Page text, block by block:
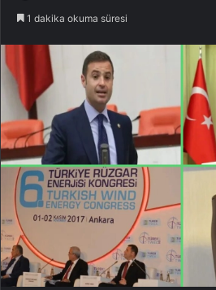
1 dakika okuma süresi